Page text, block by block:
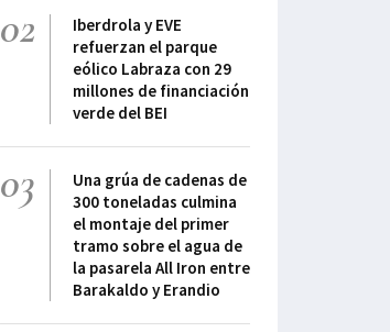
02
Iberdrola y EVE
refuerzan el parque
eólico Labraza con 29
millones de financiación
verde del BEI
03
Una grúa de cadenas de
300 toneladas culmina
el montaje del primer
tramo sobre el agua de
la pasarela All Iron entre
Barakaldo y Erandio